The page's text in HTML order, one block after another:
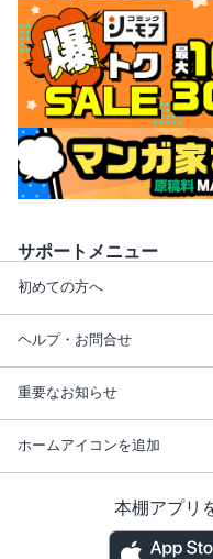
サポートメニュー
初めての方へ
ヘルプ・お問合せ
重要なお知らせ
ホームアイコンを追加
本棚アプリ